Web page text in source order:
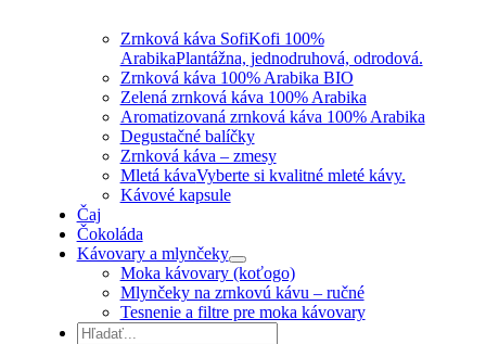
Zrnková káva SofiKofi 100%
ArabikaPlantážna, jednodruhová, odrodová.
Zrnková káva 100% Arabika BIO
Zelená zrnková káva 100% Arabika
Aromatizovaná zrnková káva 100% Arabika
Degustačné balíčky
Zrnková káva – zmesy
Mletá kávaVyberte si kvalitné mleté kávy.
Kávové kapsule
Čaj
Čokoláda
Kávovary a mlynčeky
Moka kávovary (koťogo)
Mlynčeky na zrnkovú kávu – ručné
Tesnenie a filtre pre moka kávovary
Hľadať: